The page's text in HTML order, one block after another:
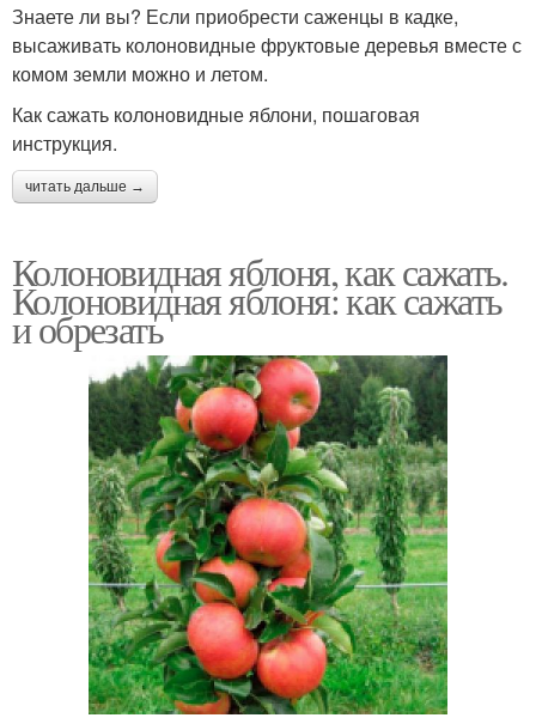
Знаете ли вы? Если приобрести саженцы в кадке,
высаживать колоновидные фруктовые деревья вместе с
комом земли можно и летом.
Как сажать колоновидные яблони, пошаговая
инструкция.
читать дальше →
Колоновидная яблоня, как сажать.
Колоновидная яблоня: как сажать
и обрезать